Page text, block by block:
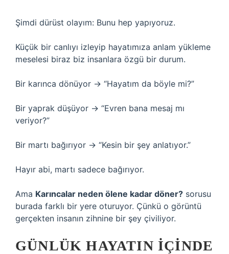
Şimdi dürüst olayım: Bunu hep yapıyoruz.
Küçük bir canlıyı izleyip hayatımıza anlam yükleme
meselesi biraz biz insanlara özgü bir durum.
Bir karınca dönüyor → “Hayatım da böyle mi?”
Bir yaprak düşüyor → “Evren bana mesaj mı
veriyor?”
Bir martı bağırıyor → “Kesin bir şey anlatıyor.”
Hayır abi, martı sadece bağırıyor.
Ama Karıncalar neden ölene kadar döner? sorusu
burada farklı bir yere oturuyor. Çünkü o görüntü
gerçekten insanın zihnine bir şey çiviliyor.
GÜNLÜK HAYATIN İÇINDE